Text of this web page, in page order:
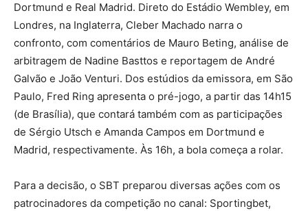
Dortmund e Real Madrid. Direto do Estádio Wembley, em
Londres, na Inglaterra, Cleber Machado narra o
confronto, com comentários de Mauro Beting, análise de
arbitragem de Nadine Basttos e reportagem de André
Galvão e João Venturi. Dos estúdios da emissora, em São
Paulo, Fred Ring apresenta o pré-jogo, a partir das 14h15
(de Brasília), que contará também com as participações
de Sérgio Utsch e Amanda Campos em Dortmund e
Madrid, respectivamente. Às 16h, a bola começa a rolar.
Para a decisão, o SBT preparou diversas ações com os
patrocinadores da competição no canal: Sportingbet,